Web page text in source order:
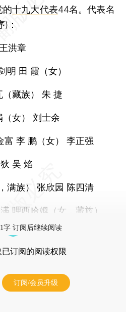
的十九大代表44名。代表名
：
洪章
田 霞（女）
藏族） 朱 捷
女） 刘士余
李 鹏（女） 李正强
吴 焰
族） 张欣园 陈四清
西哈姆（女，藏族）
字 订阅后继续阅读
已订阅的阅读权限
订阅/会员升级